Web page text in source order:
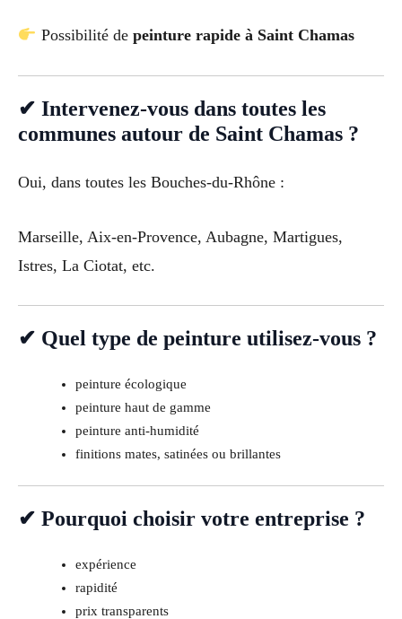
Possibilité de peinture rapide à Saint Chamas
✔ Intervenez-vous dans toutes les
communes autour de Saint Chamas ?
Oui, dans toutes les Bouches-du-Rhône :
Marseille, Aix-en-Provence, Aubagne, Martigues,
Istres, La Ciotat, etc.
✔ Quel type de peinture utilisez-vous ?
peinture écologique
peinture haut de gamme
peinture anti-humidité
finitions mates, satinées ou brillantes
✔ Pourquoi choisir votre entreprise ?
expérience
rapidité
prix transparents